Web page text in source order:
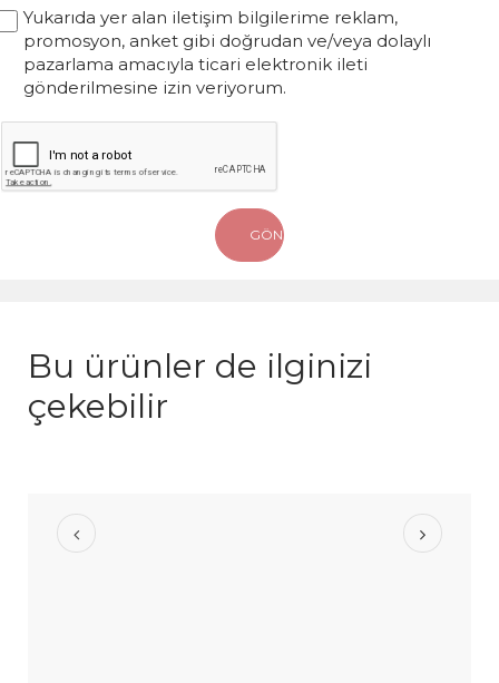
Yukarıda yer alan iletişim bilgilerime reklam,
promosyon, anket gibi doğrudan ve/veya dolaylı
pazarlama amacıyla ticari elektronik ileti
gönderilmesine izin veriyorum.
Bu ürünler de ilginizi
çekebilir